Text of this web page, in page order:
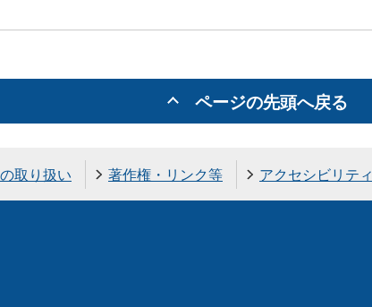
ページの先頭へ戻る
取り扱い 著作権・リンク等 アクセシビリティ